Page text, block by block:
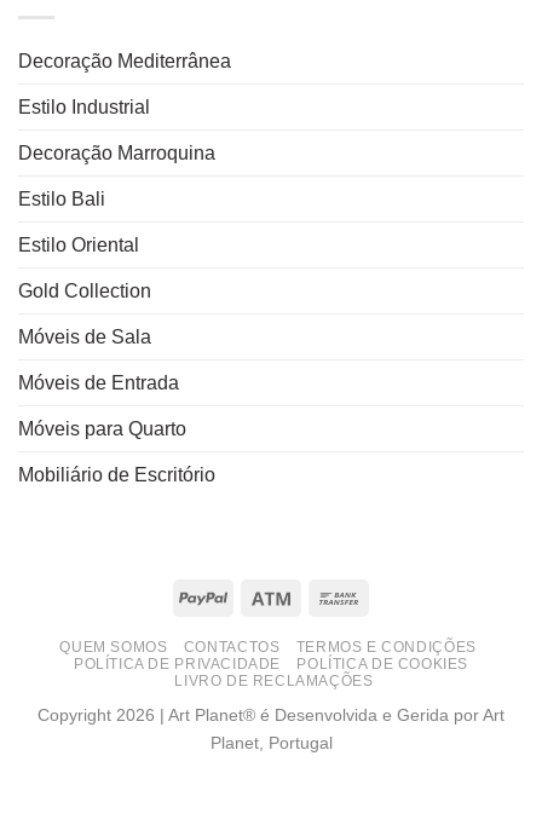
Decoração Mediterrânea
Estilo Industrial
Decoração Marroquina
Estilo Bali
Estilo Oriental
Gold Collection
Móveis de Sala
Móveis de Entrada
Móveis para Quarto
Mobiliário de Escritório
PayPal Atm
QUEM SOMOS CONTACTOS
TERMOS E CONDIÇÕES
POLÍTICA DE PRIVACIDADE
POLÍTICA DE COOKIES
LIVRO DE RECLAMAÇÕES
Copyright 2026 | Art Planet® é Desenvolvida e Gerida por Art
Planet, Portugal